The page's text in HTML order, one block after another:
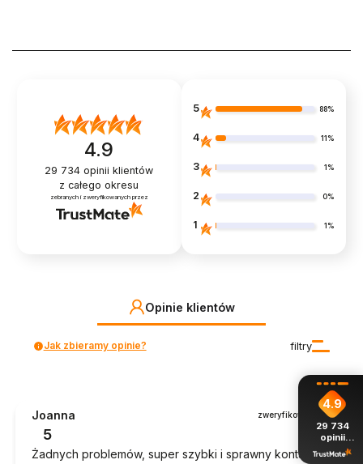
4.9
29 734 opinii klientów
z całego okresu
zebranych i zweryfikowanych przez
5 88%
4 11%
3 1%
2 0%
1 1%
Opinie klientów
filtry
Jak zbieramy opinie?
Joanna zweryfikowano
5
Żadnych problemów, super szybki i sprawny kontakt.
4.9
29 734
opinii
z całego
okresu